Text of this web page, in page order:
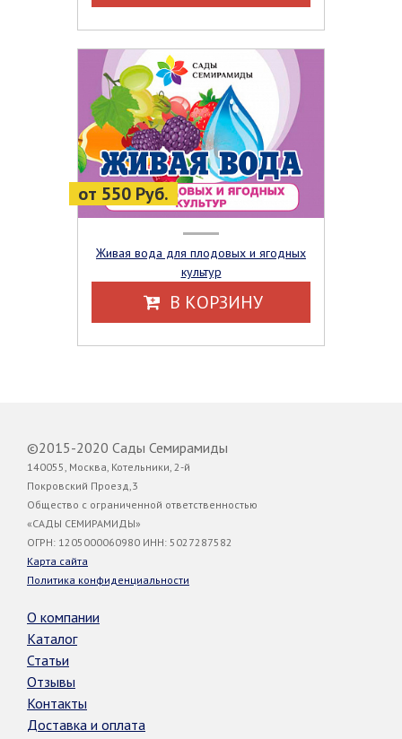
от 550 Руб.
Живая вода для плодовых и ягодных
культур
В КОРЗИНУ
©2015-2020 Сады Семирамиды
140055, Москва, Котельники, 2-й
Покровский Проезд,3
Общество с ограниченной ответственностью
«САДЫ СЕМИРАМИДЫ»
ОГРН: 1205000060980 ИНН: 5027287582
Карта сайта
Политика конфиденциальности
О компании
Каталог
Статьи
Отзывы
Контакты
Доставка и оплата